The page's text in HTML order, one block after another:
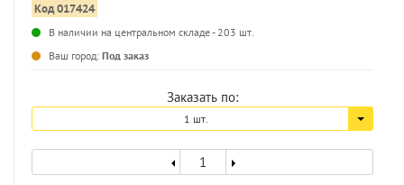
Код 017424
В наличии на центральном складе - 203 шт.
Ваш город: Под заказ
Заказать по:
1 шт.